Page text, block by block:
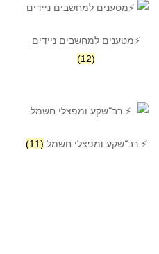
⚡מטענים למחשבים ניידים
(12)
⚡️ רב־שקע ומפצלי חשמל (11)